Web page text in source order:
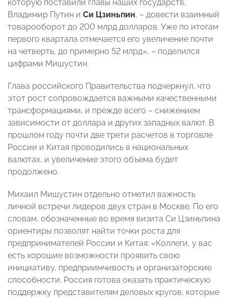
которую поставили главы наших государств,
Владимир Путин и Си Цзиньпин, – довести взаимный
товарооборот до 200 млрд долларов. Уже по итогам
первого квартала отмечается его увеличение почти
на четверть, до примерно 52 млрд», – поделился
цифрами Мишустин.
Глава российского Правительства подчеркнул, что
этот рост сопровождается важными качественными
трансформациями, и прежде всего – снижением
зависимости от доллара и других западных валют. В
прошлом году почти две трети расчетов в торговле
России и Китая проводились в национальных
валютах, и увеличение этого объема будет
продолжено.
Михаил Мишустин отдельно отметил важность
личной встречи лидеров двух стран в Москве. По его
словам, обозначенные во время визита Си Цзиньпина
ориентиры позволят найти точки роста для
предпринимателей России и Китая: «Коллеги, у вас
есть хорошие возможности проявить свою
инициативу, предприимчивость и организаторские
способности. Россия готова оказать практическую
поддержку представителям деловых кругов, которые